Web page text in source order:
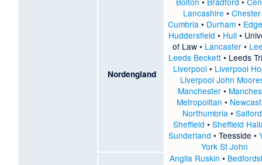
Nordengland
Lancashire •Chester
Cumbria • Durham •
Huddersfield • Hull •
of Law• Lancaster•
Leeds Beckett • Leeds
Liverpool • Liverpool
Liverpool John
Manchester•
Metropolitan •
Northumbria • Salford
Sheffield • Sheffield
Sunderland •Teesside •
York St John
Anglia Ruskin •